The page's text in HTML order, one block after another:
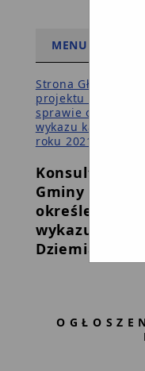
MENU
Strona Główna BIP
projektu uchwały
sprawie
wykazu kąpielisk
roku 2021
Konsultacje
Gminy
określenia
wykazu
Dziemiany w
O G Ł O S Z E